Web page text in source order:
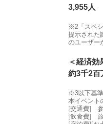
3,955人
※2「スペ
提示された
のユーザー
＜経済効
約3千2百
※3以下基
本イベント
[交通費] 参
[飲食費] 旅